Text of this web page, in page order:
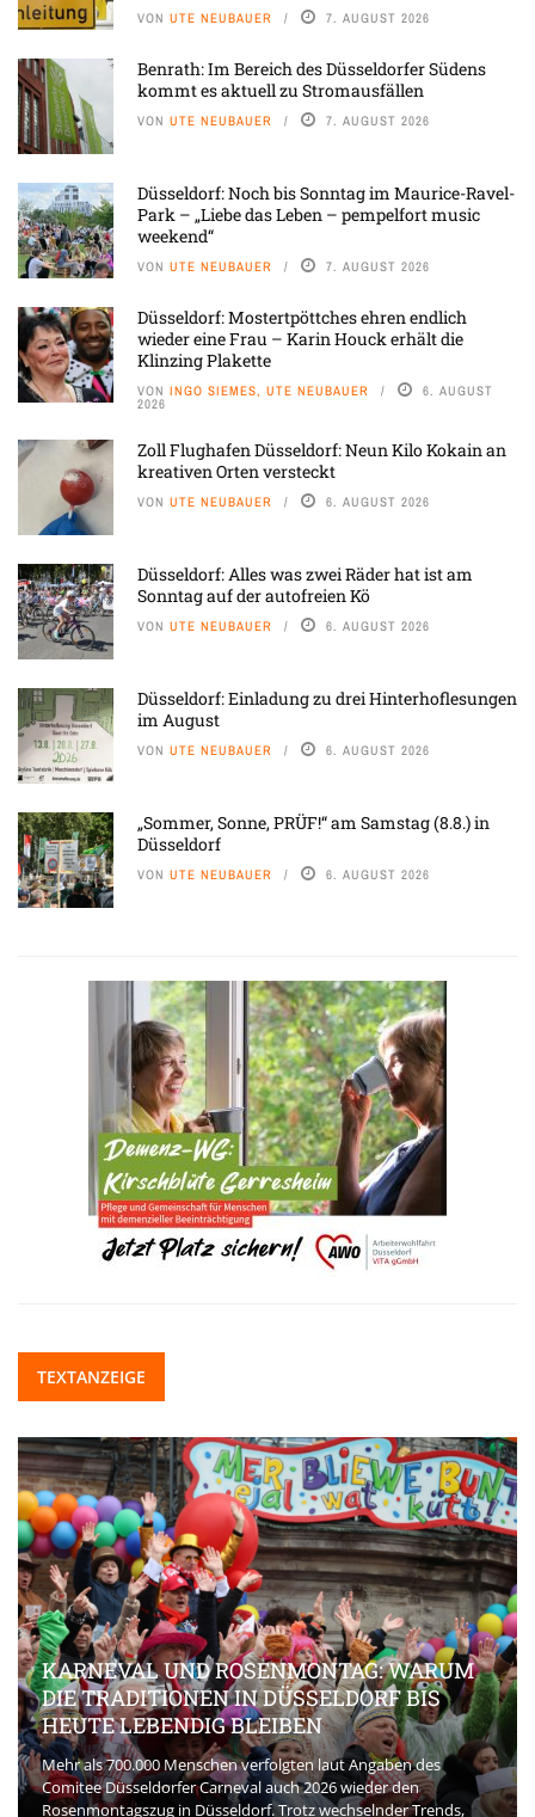
VON UTE NEUBAUER 7. AUGUST 2026
Benrath: Im Bereich des Düsseldorfer Südens
kommt es aktuell zu Stromausfällen
VON UTE NEUBAUER 7. AUGUST 2026
Düsseldorf: Noch bis Sonntag im Maurice-Ravel-
Park – „Liebe das Leben – pempelfort music
weekend“
VON UTE NEUBAUER 7. AUGUST 2026
Düsseldorf: Mostertpöttches ehren endlich
wieder eine Frau – Karin Houck erhält die
Klinzing Plakette
VON INGO SIEMES, UTE NEUBAUER 6. AUGUST
2026
Zoll Flughafen Düsseldorf: Neun Kilo Kokain an
kreativen Orten versteckt
VON UTE NEUBAUER 6. AUGUST 2026
Düsseldorf: Alles was zwei Räder hat ist am
Sonntag auf der autofreien Kö
VON UTE NEUBAUER 6. AUGUST 2026
Düsseldorf: Einladung zu drei Hinterhoflesungen
im August
VON UTE NEUBAUER 6. AUGUST 2026
„Sommer, Sonne, PRÜF!“ am Samstag (8.8.) in
Düsseldorf
VON UTE NEUBAUER 6. AUGUST 2026
TEXTANZEIGE
KARNEVAL UND ROSENMONTAG: WARUM
DIE TRADITIONEN IN DÜSSELDORF BIS
HEUTE LEBENDIG BLEIBEN
Mehr als 700.000 Menschen verfolgten laut Angaben des
Comitee Düsseldorfer Carneval auch 2026 wieder den
Rosenmontagszug in Düsseldorf. Trotz wechselnder Trends,